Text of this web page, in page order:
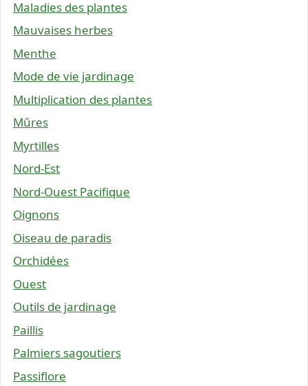
Maladies des plantes
Mauvaises herbes
Menthe
Mode de vie jardinage
Multiplication des plantes
Mûres
Myrtilles
Nord-Est
Nord-Ouest Pacifique
Oignons
Oiseau de paradis
Orchidées
Ouest
Outils de jardinage
Paillis
Palmiers sagoutiers
Passiflore